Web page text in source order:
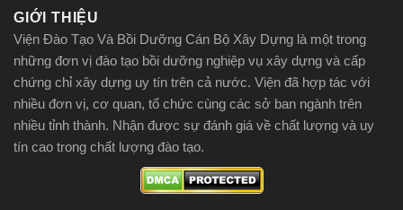
GIỚI THIỆU
Viện Đào Tạo Và Bồi Dưỡng Cán Bộ Xây Dựng là một trong
những đơn vị đào tạo bồi dưỡng nghiệp vụ xây dựng và cấp
chứng chỉ xây dựng uy tín trên cả nước. Viện đã hợp tác với
nhiều đơn vị, cơ quan, tổ chức cùng các sở ban ngành trên
nhiều tỉnh thành. Nhận được sự đánh giá về chất lượng và uy
tín cao trong chất lượng đào tạo.